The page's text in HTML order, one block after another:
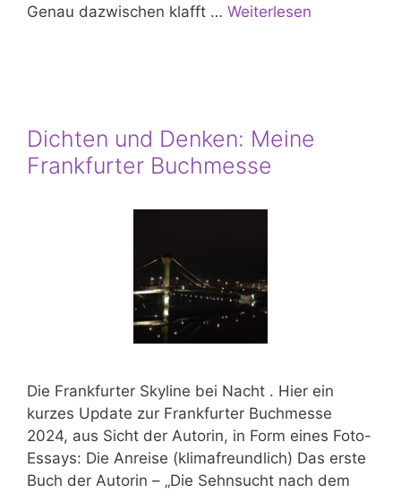
Genau dazwischen klafft … Weiterlesen
Dichten und Denken: Meine
Frankfurter Buchmesse
Die Frankfurter Skyline bei Nacht . Hier ein
kurzes Update zur Frankfurter Buchmesse
2024, aus Sicht der Autorin, in Form eines Foto-
Essays: Die Anreise (klimafreundlich) Das erste
Buch der Autorin – „Die Sehnsucht nach dem